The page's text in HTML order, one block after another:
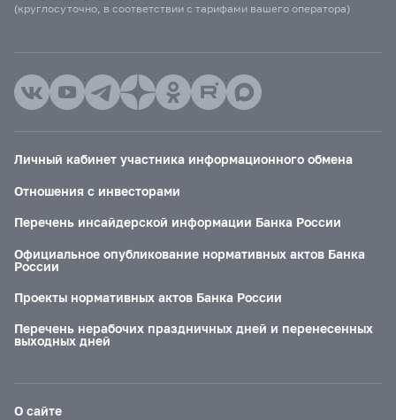
(круглосуточно, в соответствии с тарифами вашего оператора)
Личный кабинет участника информационного обмена
Отношения с инвесторами
Перечень инсайдерской информации Банка России
Официальное опубликование нормативных актов Банка
России
Проекты нормативных актов Банка России
Перечень нерабочих праздничных дней и перенесенных
выходных дней
О сайте